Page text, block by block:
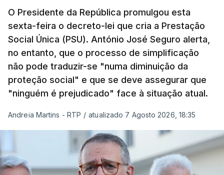
O Presidente da República promulgou esta
sexta-feira o decreto-lei que cria a Prestação
Social Única (PSU). António José Seguro alerta,
no entanto, que o processo de simplificação
não pode traduzir-se "numa diminuição da
proteção social" e que se deve assegurar que
"ninguém é prejudicado" face à situação atual.
Andreia Martins - RTP / atualizado 7 Agosto 2026, 18:35